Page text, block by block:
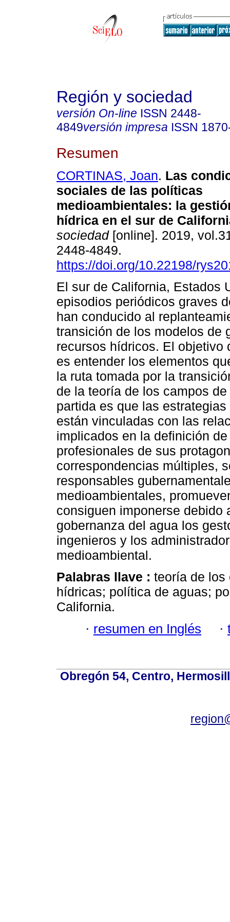
Región y sociedad
versión On-line ISSN 2448-
4849versión impresa ISSN
Resumen
CORTINAS, Joan. Las
sociales de las políticas
medioambientales: la
hídrica en el sur de
sociedad[online]. 2019,
2448-4849.
https://doi.org/10.22198/
El sur de California, Estados
episodios periódicos graves
han conducido al
transición de los modelos de
recursos hídricos. El objetivo
es entender los elementos
la ruta tomada por la
de la teoría de los campos
partida es que las
están vinculadas con las
implicados en la definición
profesionales de sus
correspondencias múltiples,
responsables
medioambientales,
consiguen imponerse debido
gobernanza del agua los
ingenieros y los
medioambiental.
Palabras llave : teoría de los
hídricas; política de aguas;
California.
· resumen en Inglés ·
Obregón 54, Centro,